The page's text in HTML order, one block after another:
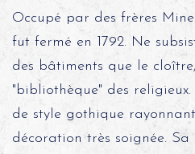
Occupé par des frères
fut fermé en 1792. Ne
des bâtiments que le
"bibliothèque" des
de style gothique
décoration très soignée.